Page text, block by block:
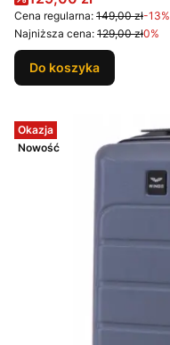
Cena regularna: 149,00 zł-13%
Najniższa cena: 129,00 zł0%
Do koszyka
Okazja
Nowość